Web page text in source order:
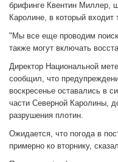
брифинге Квентин Миллер,
Каролине, в который
"Мы все еще проводим
также могут включать
Директор Национальной
сообщил, что
воскресенье оставались в
части Северной Каролины,
разрушения плотин.
Ожидается, что погода в
примерно ко вторнику,